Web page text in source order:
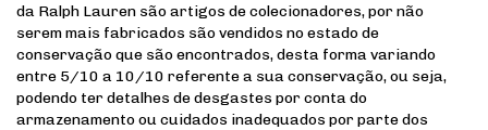
da Ralph Lauren são artigos de colecionadores, por não
serem mais fabricados são vendidos no estado de
conservação que são encontrados, desta forma variando
entre 5/10 a 10/10 referente a sua conservação, ou seja,
podendo ter detalhes de desgastes por conta do
armazenamento ou cuidados inadequados por parte dos